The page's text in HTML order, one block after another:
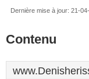
Dernière mise à jour: 21-
Contenu